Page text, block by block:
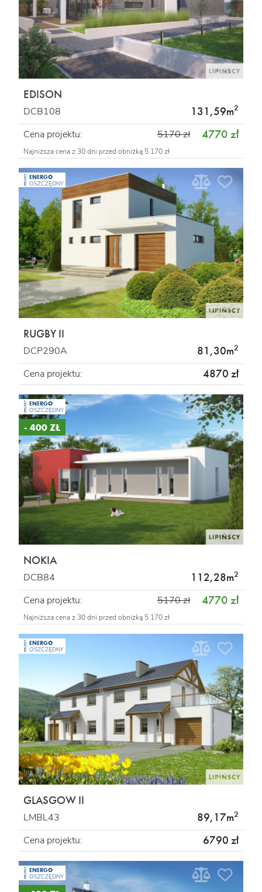
EDISON
DCB108 131,59m2
Cena projektu: 4770 zł
5170 zł
Najniższa cena z 30 dni przed obniżką 5 170 zł
PROJEKT ENERGO
OSZCZĘDNY
RUGBY II
DCP290A 81,30m2
Cena projektu: 4870 zł
PROJEKT ENERGO
OSZCZĘDNY
- 400 ZŁ
NOKIA
DCB84 112,28m2
Cena projektu: 4770 zł
5170 zł
Najniższa cena z 30 dni przed obniżką 5 170 zł
PROJEKT ENERGO
OSZCZĘDNY
GLASGOW II
LMBL43 89,17m2
Cena projektu: 6790 zł
PROJEKT ENERGO
OSZCZĘDNY